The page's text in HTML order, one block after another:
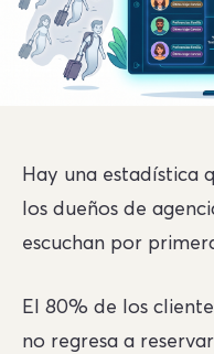
Hay una estadística
los dueños de
escuchan por
El 80% de los
no regresa a